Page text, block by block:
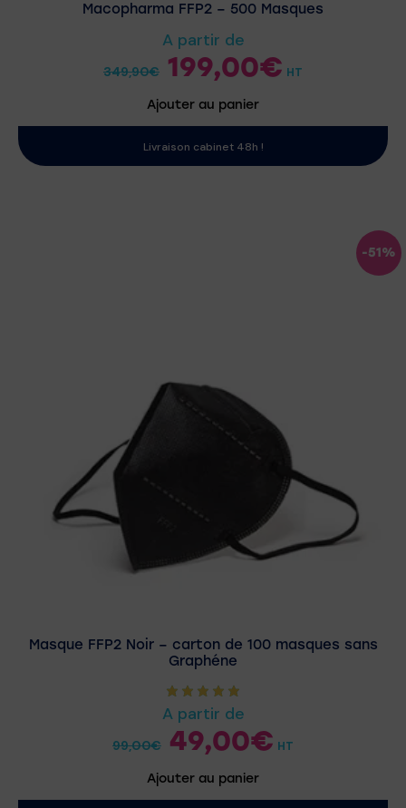
Macopharma FFP2 – 500 Masques
A partir de
349,90€ 199,00€ HT
Ajouter au panier
Livraison cabinet 48h !
-51%
Masque FFP2 Noir – carton de 100 masques sans
Graphéne
A partir de
99,00€ 49,00€ HT
Ajouter au panier